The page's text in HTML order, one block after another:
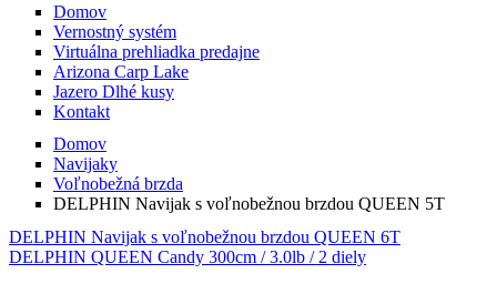
Domov
Vernostný systém
Virtuálna prehliadka predajne
Arizona Carp Lake
Jazero Dlhé kusy
Kontakt
Domov
Navijaky
Voľnobežná brzda
DELPHIN Navijak s voľnobežnou brzdou QUEEN 5T
DELPHIN Navijak s voľnobežnou brzdou QUEEN 6T
DELPHIN QUEEN Candy 300cm / 3.0lb / 2 diely